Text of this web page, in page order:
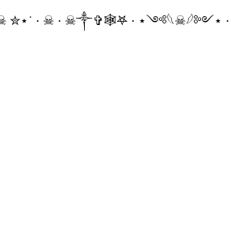
✮⋆˙ · ☠︎ · ☠︎︎༒︎✞︎🕸𖤐 · ⋆༺𓆩☠︎︎𓆪༻⋆